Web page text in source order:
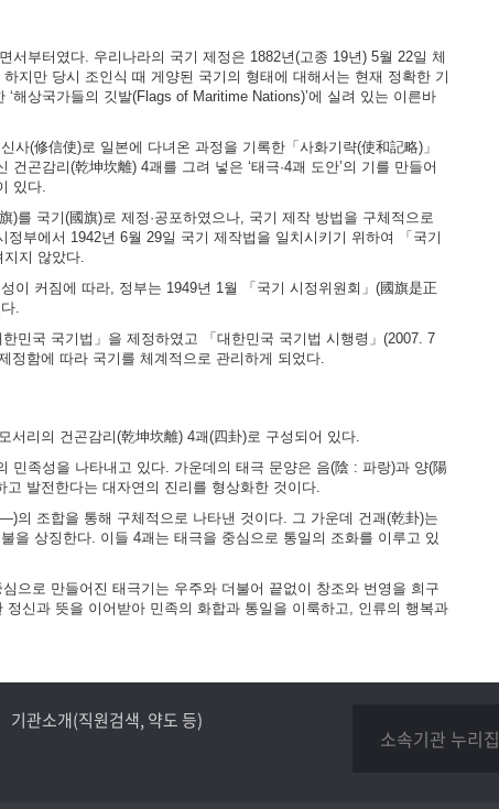
부터였다. 우리나라의 국기 제정은 1882년(고종 19년) 5월 22일 체
지만 당시 조인식 때 게양된 국기의 형태에 대해서는 현재 정확한 기
상국가들의 깃발(Flags of Maritime Nations)’에 실려 있는 이른바
(修信使)로 일본에 다녀온 과정을 기록한「사화기략(使和記略)」
곤감리(乾坤坎離) 4괘를 그려 넣은 ‘태극·4괘 도안’의 기를 만들어
있다.
)를 국기(國旗)로 제정·공포하였으나, 국기 제작 방법을 구체적으로
부에서 1942년 6월 29일 국기 제작법을 일치시키기 위하여 「국기
지지 않았다.
이 커짐에 따라, 정부는 1949년 1월 「국기 시정위원회」(國旗是正
.
민국 국기법」을 제정하였고 「대한민국 국기법 시행령」(2007. 7
정함에 따라 국기를 체계적으로 관리하게 되었다.
서리의 건곤감리(乾坤坎離) 4괘(四卦)로 구성되어 있다.
족성을 나타내고 있다. 가운데의 태극 문양은 음(陰 : 파랑)과 양(陽
발전한다는 대자연의 진리를 형상화한 것이다.
의 조합을 통해 구체적으로 나타낸 것이다. 그 가운데 건괘(乾卦)는
을 상징한다. 이들 4괘는 태극을 중심으로 통일의 조화를 이루고 있
으로 만들어진 태극기는 우주와 더불어 끝없이 창조와 번영을 희구
신과 뜻을 이어받아 민족의 화합과 통일을 이룩하고, 인류의 행복과
기관소개(직원검색, 약도 등)
소속기관 누리집